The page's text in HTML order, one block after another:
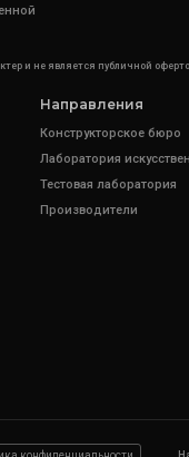
и не является публичной
Направления
Конструкторское бюро
Лаборатория
Тестовая лаборатория
Производители